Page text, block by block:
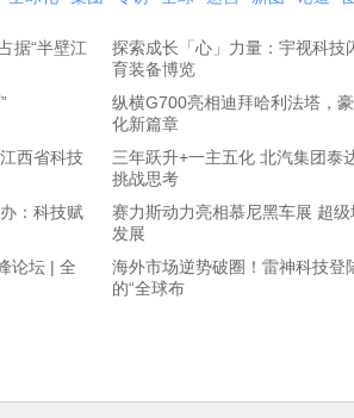
据“半壁江
探索成长「心」力量：宇视科技
育装备博览
纵横G700亮相迪拜哈利法塔，
化新篇章
西省科技
三年跃升+一主五化 北汽集团泰
挑战思考
：科技赋
赛力斯动力亮相慕尼黑车展 超
发展
论坛 | 全
海外市场逆势破圈！雷神科技登
的“全球布